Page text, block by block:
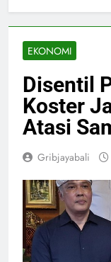
EKONOMI
Disentil
Koster
Atasi
Gribjayabali